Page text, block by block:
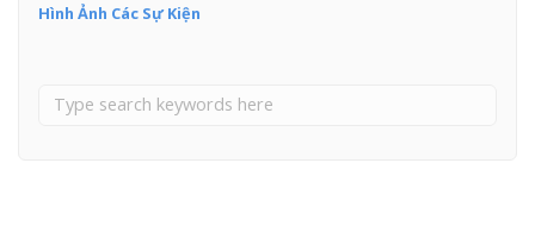
Hình Ảnh Các Sự Kiện